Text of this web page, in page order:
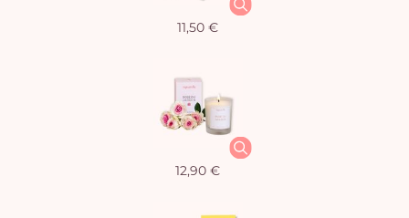
11,50 €
12,90 €